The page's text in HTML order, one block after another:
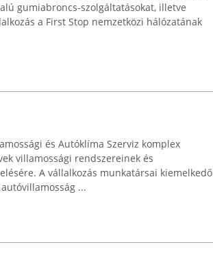
gumiabroncs-szolgáltatásokat, illetve
a First Stop nemzetközi hálózatának
és Autóklíma Szerviz komplex
villamossági rendszereinek és
A vállalkozás munkatársai kiemelkedő
...